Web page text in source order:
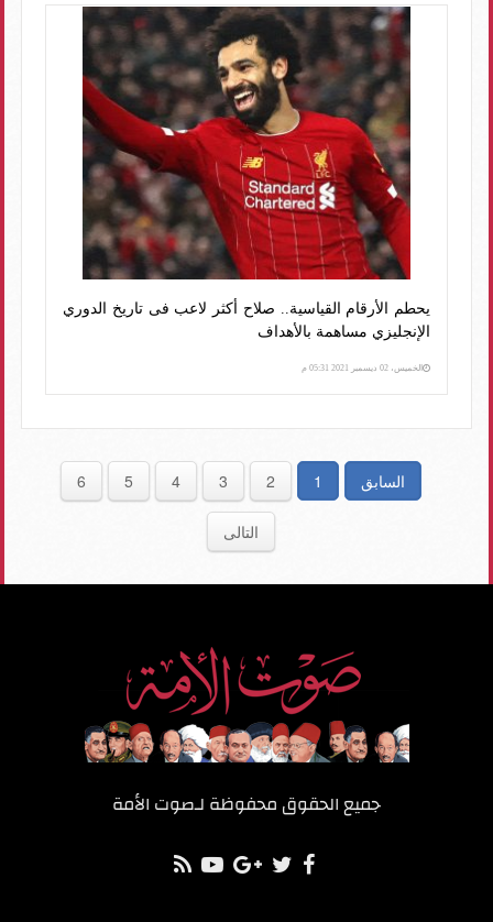
يحطم الأرقام القياسية.. صلاح أكثر لاعب فى تاريخ الدوري
الإنجليزي مساهمة بالأهداف
الخميس، 02 ديسمبر 2021 05:31 م
السابق 1
2
3
4
5
6
التالى
جميع الحقوق محفوظة لـصوت الأمة